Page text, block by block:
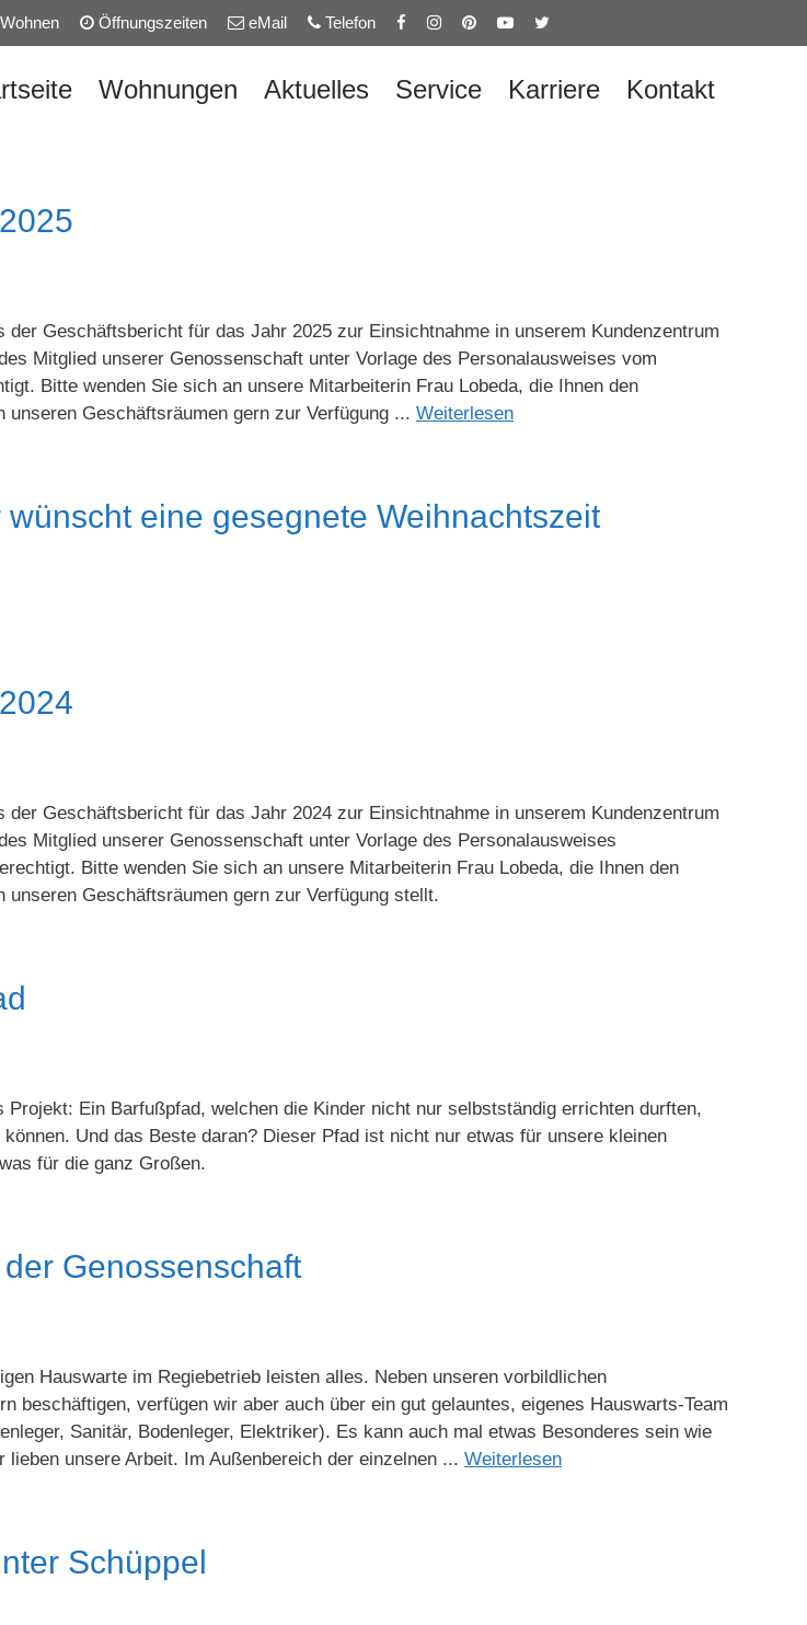
Öffnungszeiten eMail Telefon
Wohnungen Aktuelles Service Karriere Kontakt
der Geschäftsbericht für das Jahr 2025 zur Einsichtnahme in unserem Kundenzentrum
Mitglied unserer Genossenschaft unter Vorlage des Personalausweises vom
Bitte wenden Sie sich an unsere Mitarbeiterin Frau Lobeda, die Ihnen den
Geschäftsräumen gern zur Verfügung ... Weiterlesen
eine gesegnete Weihnachtszeit
der Geschäftsbericht für das Jahr 2024 zur Einsichtnahme in unserem Kundenzentrum
Mitglied unserer Genossenschaft unter Vorlage des Personalausweises
Bitte wenden Sie sich an unsere Mitarbeiterin Frau Lobeda, die Ihnen den
Geschäftsräumen gern zur Verfügung stellt.
Ein Barfußpfad, welchen die Kinder nicht nur selbstständig errichten durften,
Und das Beste daran? Dieser Pfad ist nicht nur etwas für unsere kleinen
für die ganz Großen.
Genossenschaft
Hauswarte im Regiebetrieb leisten alles. Neben unseren vorbildlichen
beschäftigen, verfügen wir aber auch über ein gut gelauntes, eigenes Hauswarts-Team
Sanitär, Bodenleger, Elektriker). Es kann auch mal etwas Besonderes sein wie
lieben unsere Arbeit. Im Außenbereich der einzelnen ... Weiterlesen
Schüppel